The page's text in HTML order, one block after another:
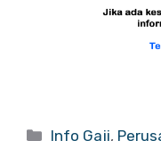
Categories
Info Gaji,